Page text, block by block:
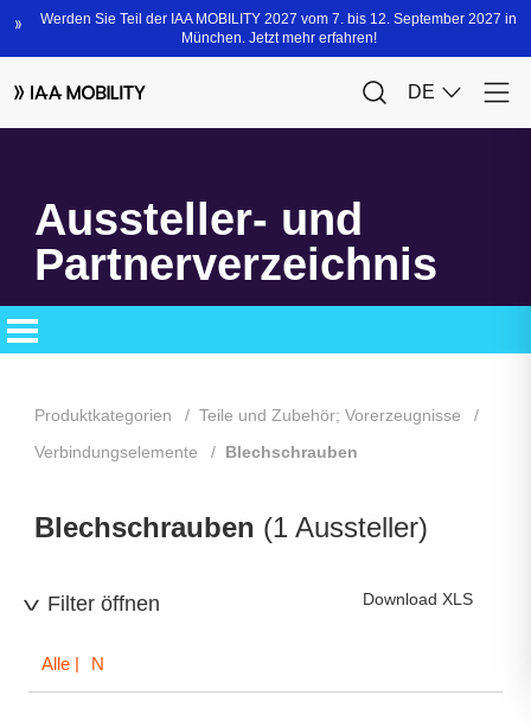
Aussteller- und
Partnerverzeichnis
Produktkategorien
Teile und Zubehör; Vorerzeugnisse
Verbindungselemente
Blechschrauben
Blechschrauben (1 Aussteller)
Filter öffnen Download XLS
Alle | N